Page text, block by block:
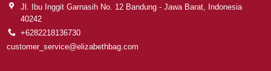
Jl. Ibu Inggit Garnasih No. 12 Bandung - Jawa Barat, Indonesia
40242
+6282218136730
customer_service@elizabethbag.com